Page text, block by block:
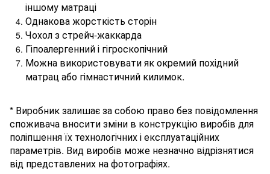
іншому матраці
Однакова жорсткість сторін
Чохол з стрейч-жаккарда
Гіпоалергенний і гігроскопічний
Можна використовувати як окремий похідний
матрац або гімнастичний килимок.
* Виробник залишає за собою право без повідомлення
споживача вносити зміни в конструкцію виробів для
поліпшення їх технологічних і експлуатаційних
параметрів. Вид виробів може незначно відрізнятися
від представлених на фотографіях.